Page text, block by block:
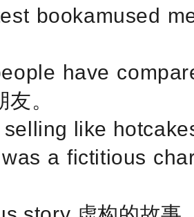
bookamused
have
。
selling like
a fictitious